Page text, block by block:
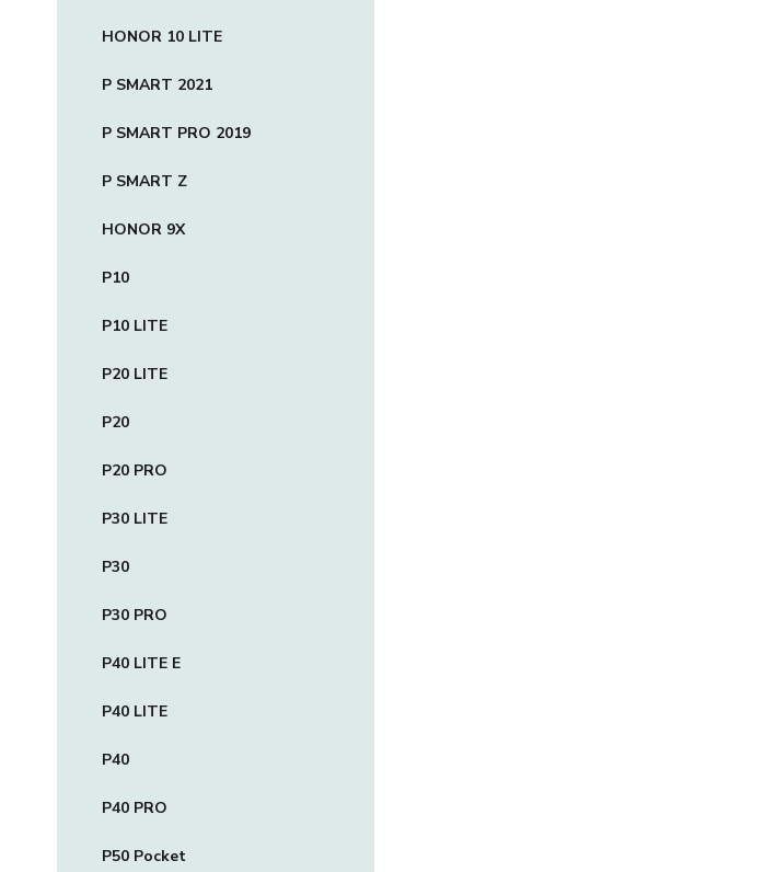
HONOR 10 LITE
P SMART 2021
P SMART PRO 2019
P SMART Z
HONOR 9X
P10
P10 LITE
P20 LITE
P20
P20 PRO
P30 LITE
P30
P30 PRO
P40 LITE E
P40 LITE
P40
P40 PRO
P50 Pocket